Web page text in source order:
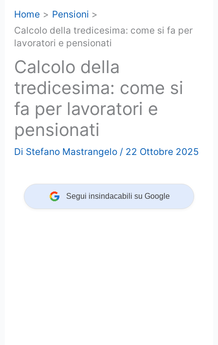
Home
Pensioni
Calcolo della tredicesima: come si fa per
lavoratori e pensionati
Calcolo della
tredicesima: come si
fa per lavoratori e
pensionati
Di Stefano Mastrangelo / 22 Ottobre 2025
Segui insindacabili su Google